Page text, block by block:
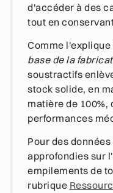
d'accéder à des
tout en
Comme l'explique
base de la
soustractifs
stock solide, en
matière de 100%,
performances
Pour des
approfondies sur
empilements de
rubrique